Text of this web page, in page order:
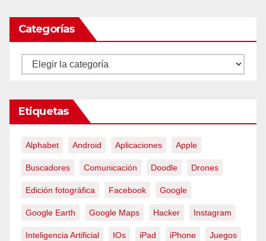
Categorías
Categorías
Etiquetas
Alphabet Android Aplicaciones Apple
Buscadores Comunicación Doodle Drones
Edición fotográfica Facebook Google
Google Earth Google Maps Hacker Instagram
Inteligencia Artificial IOs iPad iPhone Juegos